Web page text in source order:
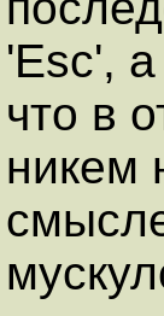
'Esc',
что в
никем